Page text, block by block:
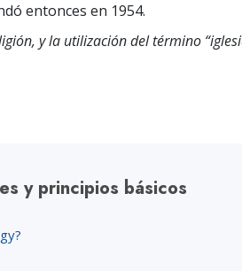
entonces en 1954.
y la utilización del término
y principios básicos